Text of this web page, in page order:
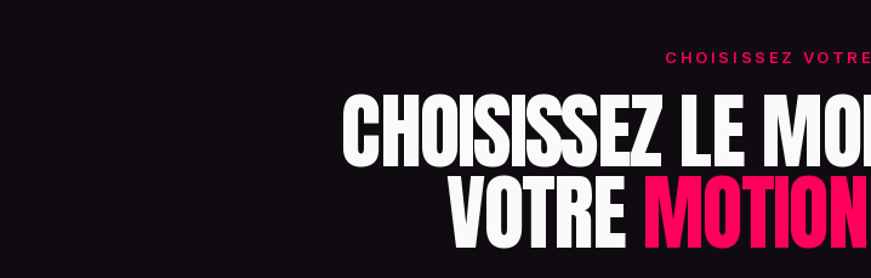
CHOISISSEZ
CHOISISSEZ LE
VOTRE